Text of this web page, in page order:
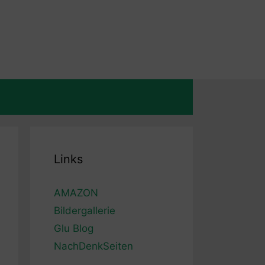
Links
AMAZON
Bildergallerie
Glu Blog
NachDenkSeiten